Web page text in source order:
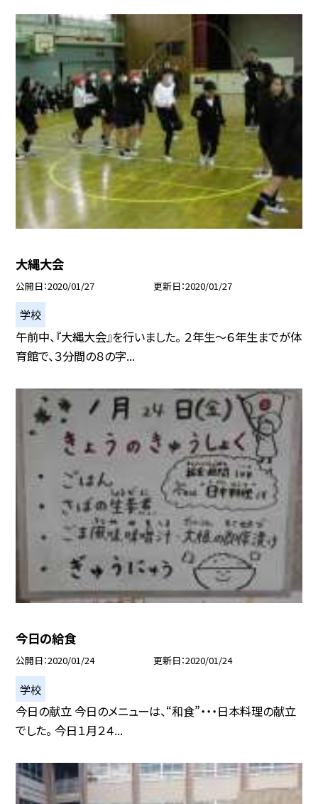
大縄大会
公開日 2020/01/27 更新日 2020/01/27
学校
午前中、『大縄大会』を行いました。 ２年生〜６年生までが体
育館で、３分間の８の字...
今日の給食
公開日 2020/01/24 更新日 2020/01/24
学校
今日の献立 今日のメニューは、“和食”・・・日本料理の献立
でした。 今日１月２４...